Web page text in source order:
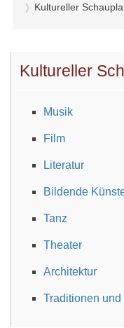
Kultureller
Kultureller
Musik
Film
Literatur
Bildende
Tanz
Theater
Architektur
Traditionen